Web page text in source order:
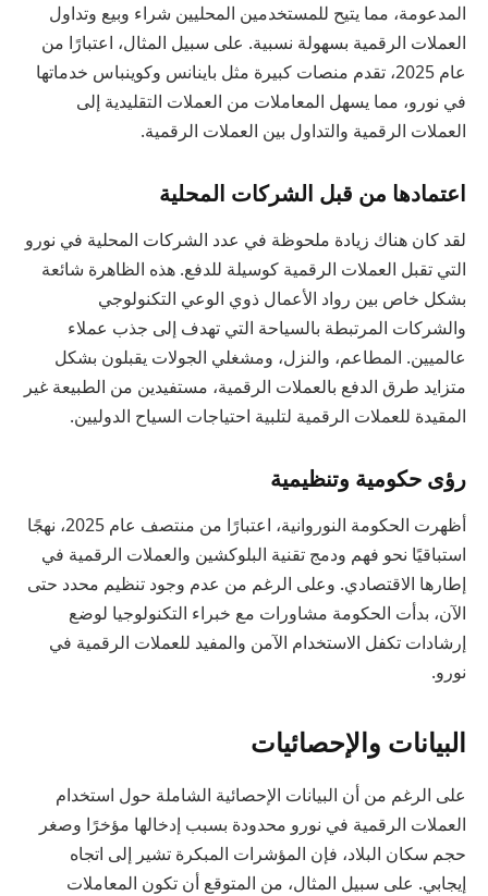
المدعومة، مما يتيح للمستخدمين المحليين شراء وبيع وتداول
العملات الرقمية بسهولة نسبية. على سبيل المثال، اعتبارًا من
عام 2025، تقدم منصات كبيرة مثل باينانس وكوينباس خدماتها
في نورو، مما يسهل المعاملات من العملات التقليدية إلى
العملات الرقمية والتداول بين العملات الرقمية.
اعتمادها من قبل الشركات المحلية
لقد كان هناك زيادة ملحوظة في عدد الشركات المحلية في نورو
التي تقبل العملات الرقمية كوسيلة للدفع. هذه الظاهرة شائعة
بشكل خاص بين رواد الأعمال ذوي الوعي التكنولوجي
والشركات المرتبطة بالسياحة التي تهدف إلى جذب عملاء
عالميين. المطاعم، والنزل، ومشغلي الجولات يقبلون بشكل
متزايد طرق الدفع بالعملات الرقمية، مستفيدين من الطبيعة غير
المقيدة للعملات الرقمية لتلبية احتياجات السياح الدوليين.
رؤى حكومية وتنظيمية
أظهرت الحكومة النوروانية، اعتبارًا من منتصف عام 2025، نهجًا
استباقيًا نحو فهم ودمج تقنية البلوكشين والعملات الرقمية في
إطارها الاقتصادي. وعلى الرغم من عدم وجود تنظيم محدد حتى
الآن، بدأت الحكومة مشاورات مع خبراء التكنولوجيا لوضع
إرشادات تكفل الاستخدام الآمن والمفيد للعملات الرقمية في
نورو.
البيانات والإحصائيات
على الرغم من أن البيانات الإحصائية الشاملة حول استخدام
العملات الرقمية في نورو محدودة بسبب إدخالها مؤخرًا وصغر
حجم سكان البلاد، فإن المؤشرات المبكرة تشير إلى اتجاه
إيجابي. على سبيل المثال، من المتوقع أن تكون المعاملات